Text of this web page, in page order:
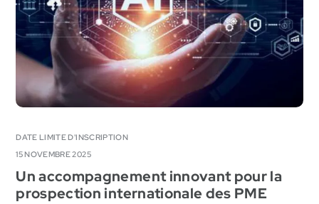
MRC Deux-Montagnes
DATE LIMITE D'INSCRIPTION
15 NOVEMBRE 2025
Un accompagnement innovant pour la
prospection internationale des PME